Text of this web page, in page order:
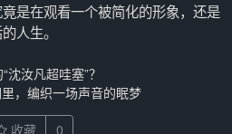
是在观看一个被简化的形象，还是
人生。
汝凡超哇塞”？
，编织一场声音的眠梦
收藏 0